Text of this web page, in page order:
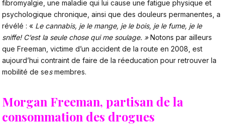
fibromyalgie, une maladie qui lui cause une fatigue physique et
psychologique chronique, ainsi que des douleurs permanentes, a
révélé : « Le cannabis, je le mange, je le bois, je le fume, je le
sniffe! C’est la seule chose qui me soulage. »Notons par ailleurs
que Freeman, victime d’un accident de la route en 2008, est
aujourd’hui contraint de faire de la réeducation pour retrouver la
mobilité de sesmembres.
Morgan Freeman, partisan de la
consommation des drogues